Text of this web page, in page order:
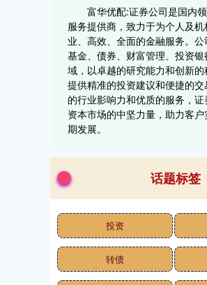
富华优配:证券公司是国内
服务提供商，致力于为个人及
业、高效、全面的金融服务。公
基金、债券、财富管理、投资
域，以卓越的研究能力和创新
提供精准的投资建议和便捷的
的行业影响力和优质的服务，
资本市场的中坚力量，助力客
期发展。
话题标签
投资
转债